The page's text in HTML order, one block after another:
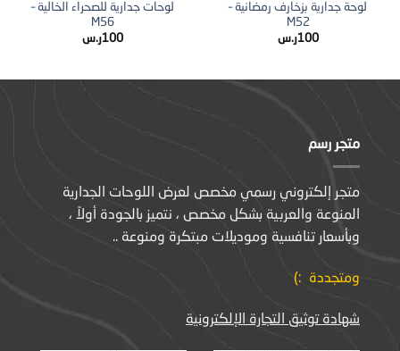
لوحة جدارية بزخارف رمضانية –
M52
100ر.س
لوحات جدارية للصحراء الخالية –
M56
100ر.س
متجر رسم
متجر إلكتروني رسمي مخصص لعرض اللوحات الجدارية
المنوعة والعربية بشكل مخصص ، نتميز بالجودة أولاً ،
وبأسعار تنافسية وموديلات مبتكرة ومنوعة ..
ومتجددة :)
شهادة توثيق التجارة الإلكترونية